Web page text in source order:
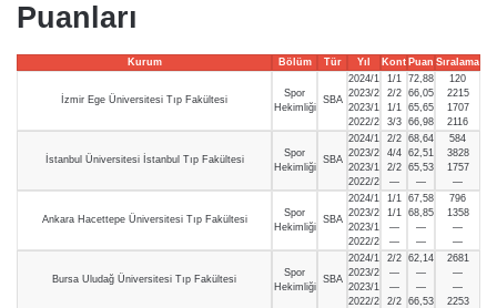
Puanları
Kurum Bölüm Tür Yıl Kont Puan Sıralama
İzmir Ege Üniversitesi Tıp Fakültesi
Spor
Hekimliği
SBA
2024/1
2023/2
2023/1
2022/2
1/1
2/2
1/1
3/3
72,88
66,05
65,65
66,98
120
2215
1707
2116
İstanbul Üniversitesi İstanbul Tıp Fakültesi
Spor
Hekimliği
SBA
2024/1
2023/2
2023/1
2022/2
2/2
4/4
2/2
—
68,64
62,51
65,53
—
584
3828
1757
—
Ankara Hacettepe Üniversitesi Tıp Fakültesi
Spor
Hekimliği
SBA
2024/1
2023/2
2023/1
2022/2
1/1
1/1
—
—
67,58
68,85
—
—
796
1358
—
—
Bursa Uludağ Üniversitesi Tıp Fakültesi
Spor
Hekimliği
SBA
2024/1
2023/2
2023/1
2022/2
2/2
—
—
2/2
62,14
—
—
66,53
2681
—
—
2253